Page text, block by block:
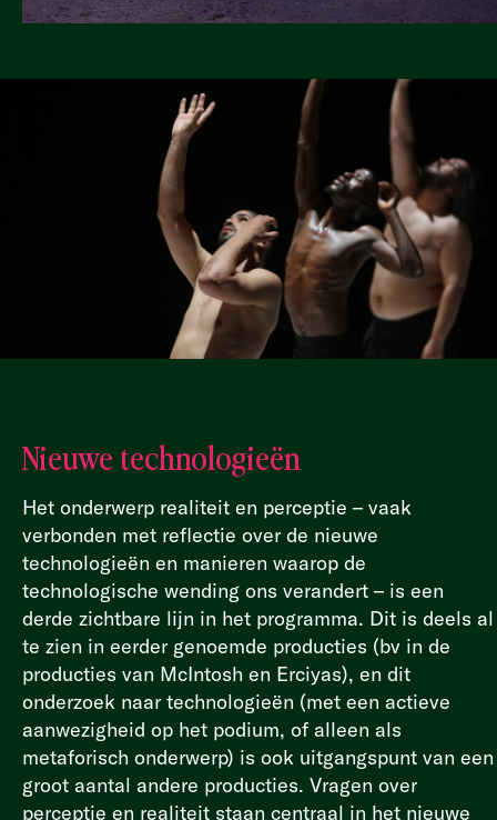
Nieuwe technologieën
Het onderwerp realiteit en perceptie – vaak
verbonden met reflectie over de nieuwe
technologieën en manieren waarop de
technologische wending ons verandert – is een
derde zichtbare lijn in het programma. Dit is deels al
te zien in eerder genoemde producties (bv in de
producties van McIntosh en Erciyas), en dit
onderzoek naar technologieën (met een actieve
aanwezigheid op het podium, of alleen als
metaforisch onderwerp) is ook uitgangspunt van een
groot aantal andere producties. Vragen over
perceptie en realiteit staan centraal in het nieuwe